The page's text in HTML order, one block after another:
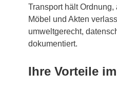
Transport hält
Möbel und Akten
umweltgerecht,
dokumentiert.
Ihre Vorteile